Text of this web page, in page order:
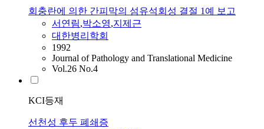
회충란에 의한 간피막의 섬유석회성 결절 1예 보고
서연림,박소영,지제근
대한병리학회
1992
Journal of Pathology and Translational Medicine
Vol.26 No.4
KCI등재
선천성 후두 폐쇄증